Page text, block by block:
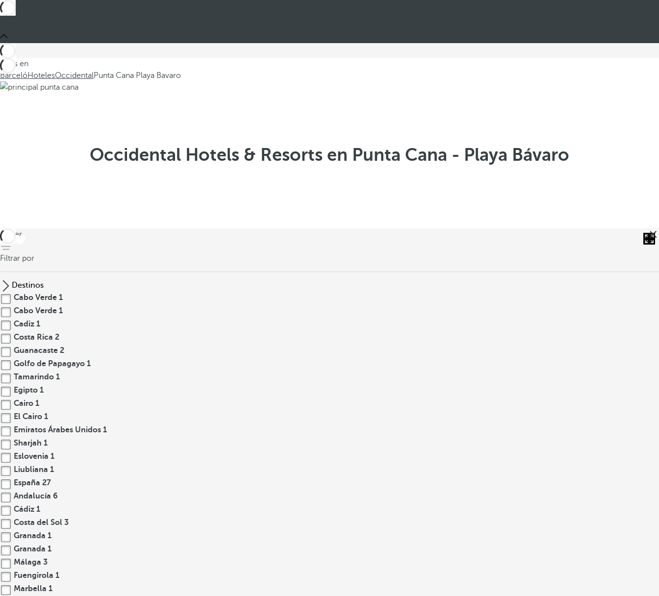
Estás en
BarcelóHotelesOccidentalPunta Cana Playa Bavaro
Occidental Hotels & Resorts en Punta Cana - Playa Bávaro
volver
Filtrar por
Destinos
Cabo Verde 1
Cabo Verde 1
Cadiz 1
Costa Rica 2
Guanacaste 2
Golfo de Papagayo 1
Tamarindo 1
Egipto 1
Cairo 1
El Cairo 1
Emiratos Árabes Unidos 1
Sharjah 1
Eslovenia 1
Liubliana 1
España 27
Andalucía 6
Cádiz 1
Costa del Sol 3
Granada 1
Granada 1
Málaga 3
Fuengirola 1
Marbella 1